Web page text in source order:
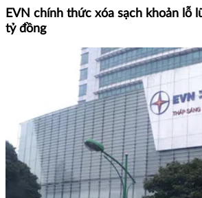
EVN chính thức xóa sạch khoản lỗ
tỷ đồng